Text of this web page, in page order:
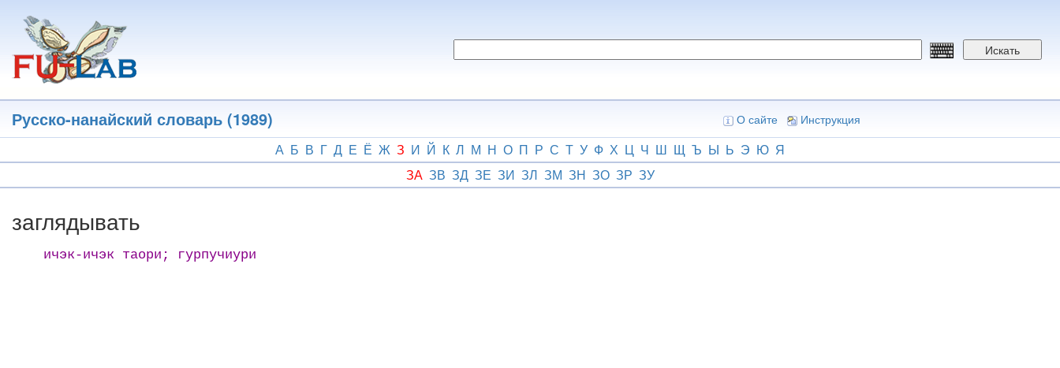
основному
содержанию
Искать
Русско-нанайский словарь (1989) О сайте Инструкция
А Б В Г Д Е Ё Ж З И Й К Л М Н О П Р С Т У Ф Х Ц Ч Ш Щ Ъ Ы Ь Э Ю Я
ЗА ЗВ ЗД ЗЕ ЗИ ЗЛ ЗМ ЗН ЗО ЗР ЗУ
заглядывать
ичэк-ичэк таори; гурпучиури